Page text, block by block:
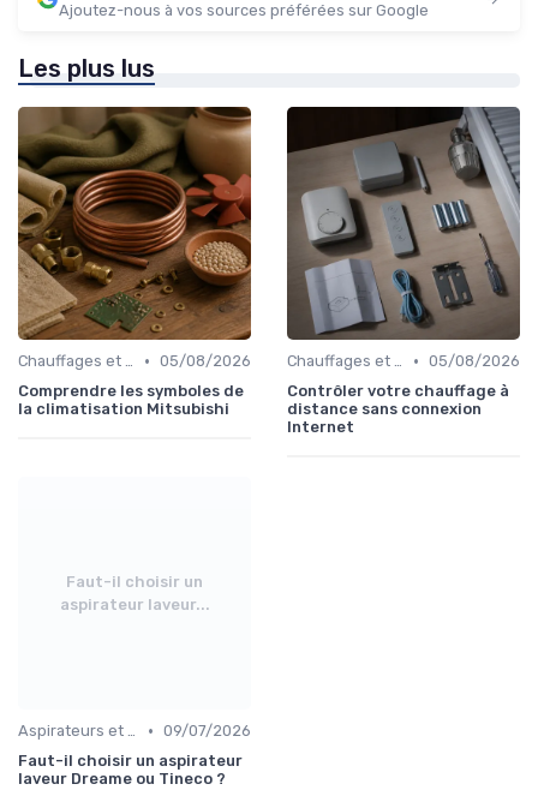
Ajoutez-nous à vos sources préférées sur Google
Les plus lus
Chauffages et Climatiseurs • 05/08/2026
Comprendre les symboles de
la climatisation Mitsubishi
Chauffages et Climatiseurs • 05/08/2026
Contrôler votre chauffage à
distance sans connexion
Internet
Faut-il choisir un
aspirateur laveur...
Aspirateurs et Nettoyeurs • 09/07/2026
Faut-il choisir un aspirateur
laveur Dreame ou Tineco ?